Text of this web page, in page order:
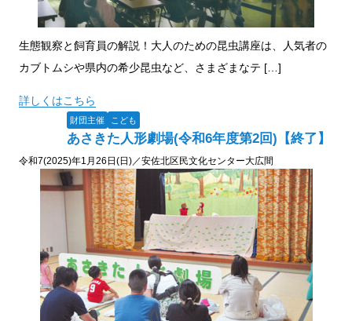
生態観察と飼育員の解説！大人のための昆虫講座は、人気者の
カブトムシや県内の希少昆虫など、さまざまなテ […]
詳しくはこちら
財団主催 こども
あさきた人形劇場(令和6年度第2回)【終了】
令和7(2025)年1月26日(日)／安佐北区民文化センター大広間